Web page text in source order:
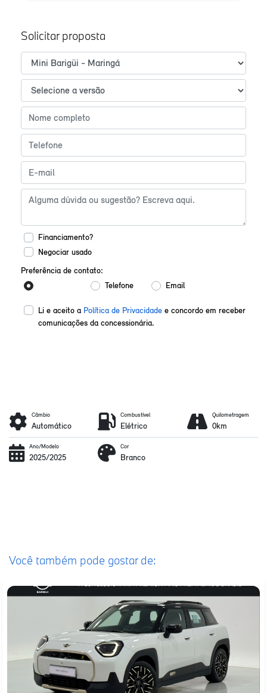
Solicitar proposta
Financiamento?
Negociar usado
Preferência de contato:
Telefone Email
Li e aceito a Política de Privacidadee concordo em receber
comunicações da concessionária.
Câmbio
Automático
Combustível
Elétrico
Quilometragem
0km
Ano/Modelo
2025/2025
Cor
Branco
Você também pode gostar de: